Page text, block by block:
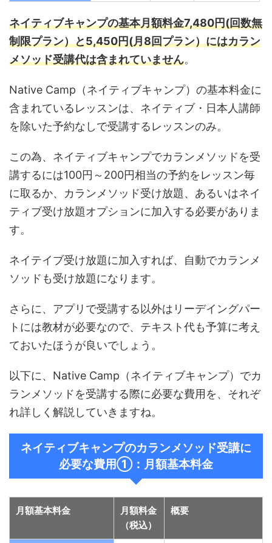
ネイティブキャンプの基本月額料金7,480円(回数無
制限プラン）と5,450円(月8回プラン）にはカラン
メソッド受講代は含まれていません。
Native Camp（ネイティブキャンプ）の基本料金に
含まれているレッスンは、ネイティブ・日本人講師
を除いた予約なしで受講するレッスンのみ。
この為、ネイティブキャンプでカランメソッドを受
講するには100円～200円相当の予約をレッスン毎
に取るか、カランメソッド受け放題、あるいはネイ
ティブ受け放題オプションに加入する必要がありま
す。
ネイテイブ受け放題に加入すれば、自動でカランメ
ソッドも受け放題になります。
さらに、アプリで受講する以外はリーデイングパー
トには教材が必要なので、テキスト代も予算に考え
ておいたほうが良いでしょう。
以下に、Native Camp（ネイティブキャンプ）でカ
ランメソッドを受講する際に必要な費用を、それぞ
れ詳しく解説していきますね。
ネイティブキャンプのカランメソッド受講に
必要な費用①：月額基本料金
月額基本料金
月額料金
（税込）
概要